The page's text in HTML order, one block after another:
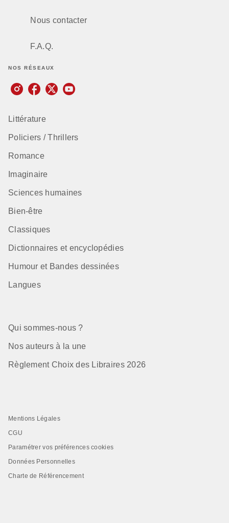
Nous contacter
F.A.Q.
NOS RÉSEAUX
Littérature
Policiers / Thrillers
Romance
Imaginaire
Sciences humaines
Bien-être
Classiques
Dictionnaires et encyclopédies
Humour et Bandes dessinées
Langues
Qui sommes-nous ?
Nos auteurs à la une
Règlement Choix des Libraires 2026
Mentions Légales
CGU
Paramétrer vos préférences cookies
Données Personnelles
Charte de Référencement